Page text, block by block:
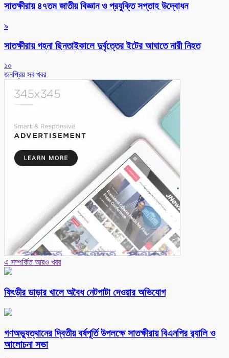
সাতক্ষীরায় ৪৭তম জাতীয় বিজ্ঞান ও প্রযুক্তি সপ্তাহ উদ্বোধন
৯
সাতক্ষীরায় গহনা ছিনতাইকালে দুর্বৃত্তের ইটের আঘাতে নারী নিহত
১০
জনপ্রিয় সব খবর
এ সম্পর্কিত আরও খবর
ফিংড়ীর ডাড়ার খালে অবৈধ নেটপাটা দেওয়ার অভিযোগ
গণঅভ্যুত্থানের দ্বিতীয় বর্ষপূর্তি উপলক্ষে সাতক্ষীরায় বিএনপির র‌্যালি ও
আলোচনা সভা